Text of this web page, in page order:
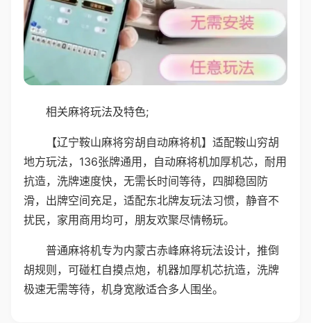
相关麻将玩法及特色;
【辽宁鞍山麻将穷胡自动麻将机】适配鞍山穷胡
地方玩法，136张牌通用，自动麻将机加厚机芯，耐用
抗造，洗牌速度快，无需长时间等待，四脚稳固防
滑，出牌空间充足，适配东北牌友玩法习惯，静音不
扰民，家用商用均可，朋友欢聚尽情畅玩。
普通麻将机专为内蒙古赤峰麻将玩法设计，推倒
胡规则，可碰杠自摸点炮，机器加厚机芯抗造，洗牌
极速无需等待，机身宽敞适合多人围坐。